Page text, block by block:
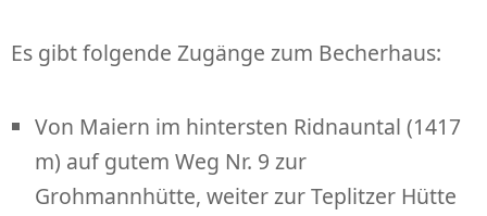
Es gibt folgende Zugänge zum Becherhaus:
Von Maiern im hintersten Ridnauntal (1417
m) auf gutem Weg Nr. 9 zur
Grohmannhütte, weiter zur Teplitzer Hütte